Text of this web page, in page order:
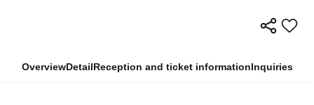
OverviewDetailReception and ticket informationInquiries